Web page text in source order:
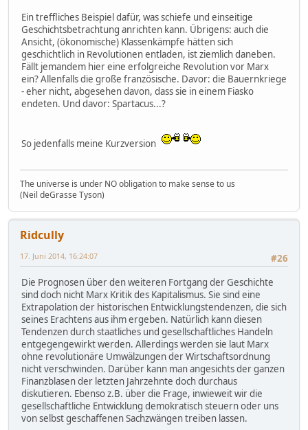
Ein treffliches Beispiel dafür, was schiefe und einseitige
Geschichtsbetrachtung anrichten kann. Übrigens: auch die
Ansicht, (ökonomische) Klassenkämpfe hätten sich
geschichtlich in Revolutionen entladen, ist ziemlich daneben.
Fällt jemandem hier eine erfolgreiche Revolution vor Marx
ein? Allenfalls die große französische. Davor: die Bauernkriege
- eher nicht, abgesehen davon, dass sie in einem Fiasko
endeten. Und davor: Spartacus...?
So jedenfalls meine Kurzversion
The universe is under NO obligation to make sense to us
(Neil deGrasse Tyson)
Ridcully
#26
17. Juni 2014, 16:24:07
Die Prognosen über den weiteren Fortgang der Geschichte
sind doch nicht Marx Kritik des Kapitalismus. Sie sind eine
Extrapolation der historischen Entwicklungstendenzen, die sich
seines Erachtens aus ihm ergeben. Natürlich kann diesen
Tendenzen durch staatliches und gesellschaftliches Handeln
entgegengewirkt werden. Allerdings werden sie laut Marx
ohne revolutionäre Umwälzungen der Wirtschaftsordnung
nicht verschwinden. Darüber kann man angesichts der ganzen
Finanzblasen der letzten Jahrzehnte doch durchaus
diskutieren. Ebenso z.B. über die Frage, inwieweit wir die
gesellschaftliche Entwicklung demokratisch steuern oder uns
von selbst geschaffenen Sachzwängen treiben lassen.